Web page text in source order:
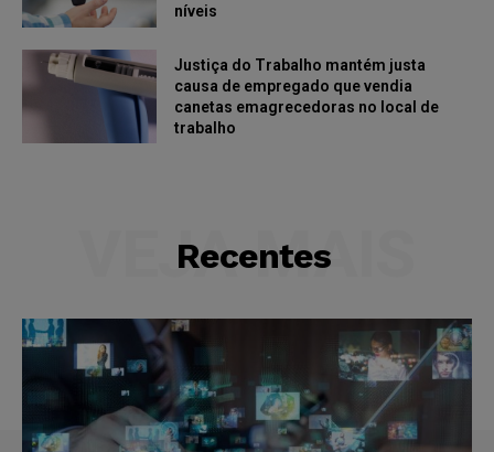
níveis
Justiça do Trabalho mantém justa
causa de empregado que vendia
canetas emagrecedoras no local de
trabalho
Recentes
VEJA MAIS